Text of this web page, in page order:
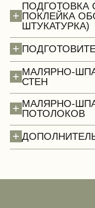
Сантехнические
+
ПОДГОТОВКА
ПОКЛЕЙКА
ШТУКАТУРКА)
+
+ МАЛЯРНО-
СТЕН
+ МАЛЯРНО-
ПОТОЛОКОВ
+